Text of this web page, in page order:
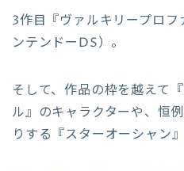
3作目『ヴァルキリープロ
ンテンドーDS）。
そして、作品の枠を越えて
ル』のキャラクターや、恒
りする『スターオーシャン』